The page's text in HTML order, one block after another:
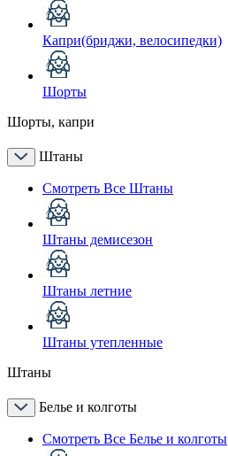
Капри(бриджи, велосипедки)
Шорты
Шорты, капри
Штаны
Смотреть Все Штаны
Штаны демисезон
Штаны летние
Штаны утепленные
Штаны
Белье и колготы
Смотреть Все Белье и колготы